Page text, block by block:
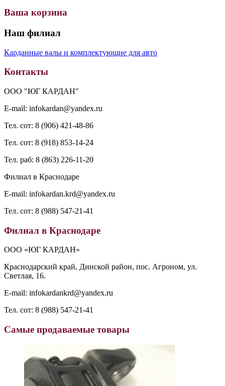
Ваша корзина
Наш филиал
Карданные валы и комплектующие для авто
Контакты
ООО "ЮГ КАРДАН"
E-mail: infokardan@yandex.ru
Тел. сот: 8 (906) 421-48-86
Тел. сот: 8 (918) 853-14-24
Тел. раб: 8 (863) 226-11-20
Филиал в Краснодаре
E-mail: infokardan.krd@yandex.ru
Тел. сот: 8 (988) 547-21-41
Филиал в Краснодаре
ООО «ЮГ КАРДАН»
Краснодарский край, Динской район, пос. Агроном, ул.
Светлая, 16.
E-mail: infokardankrd@yandex.ru
Тел. сот: 8 (988) 547-21-41
Самые продаваемые товары